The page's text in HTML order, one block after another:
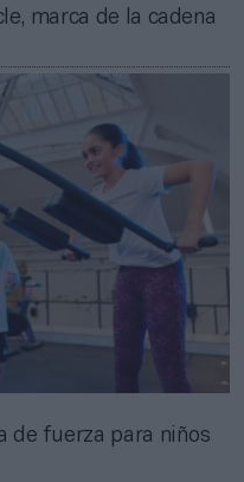
marca de la cadena
de fuerza para niños